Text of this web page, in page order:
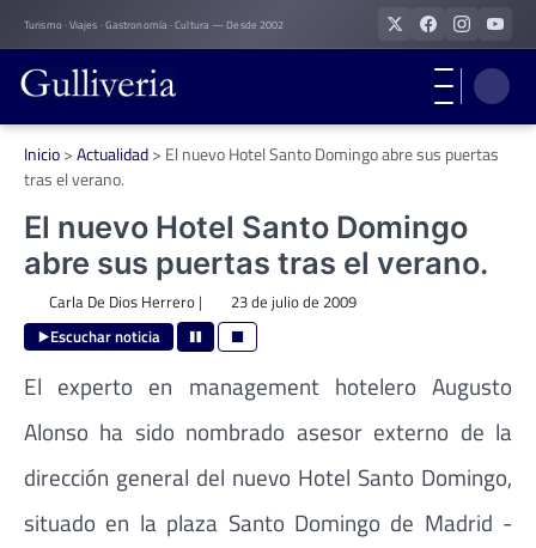
Skip
to
content
Turismo · Viajes · Gastronomía · Cultura — Desde 2002
Inicio>Actualidad> El nuevo Hotel Santo Domingo abre sus puertas
tras el verano.
El nuevo Hotel Santo Domingo
abre sus puertas tras el verano.
Carla De Dios Herrero| 23 de julio de 2009
Escuchar noticia
El experto en management hotelero Augusto
Alonso ha sido nombrado asesor externo de la
dirección general del nuevo Hotel Santo Domingo,
situado en la plaza Santo Domingo de Madrid -